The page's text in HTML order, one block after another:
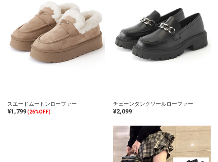
スエードムートンローファー
¥1,799(26%OFF)
チェーンタンクソールローファー
¥2,099